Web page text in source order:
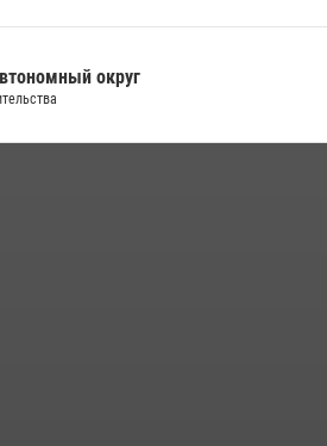
войска правопорядка на охране
Германии (видео)
борьба войск правопорядка против
округ